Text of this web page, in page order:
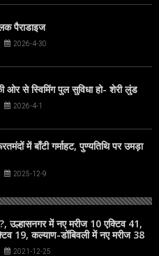
पैराडाइज
2026-4-30
ओर से स्विमिंग पुल सुविधा हो- शेरी लुंड
2026-4-1
में बाँटी गर्माहट, पुण्यतिथि पर उमड़ा
2025-12-9
उल्हासनगर में नए मरीज 10 एक्टिव 41,
19, कल्याण-डोंबिवली में नए मरीज 38
2021-12-25